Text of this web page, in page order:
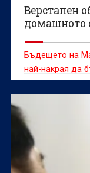
Верстапен
домашното
Бъдещето на
най-накрая да
време на
Нидерландия
нидерландски